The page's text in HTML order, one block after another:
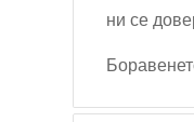
ни се